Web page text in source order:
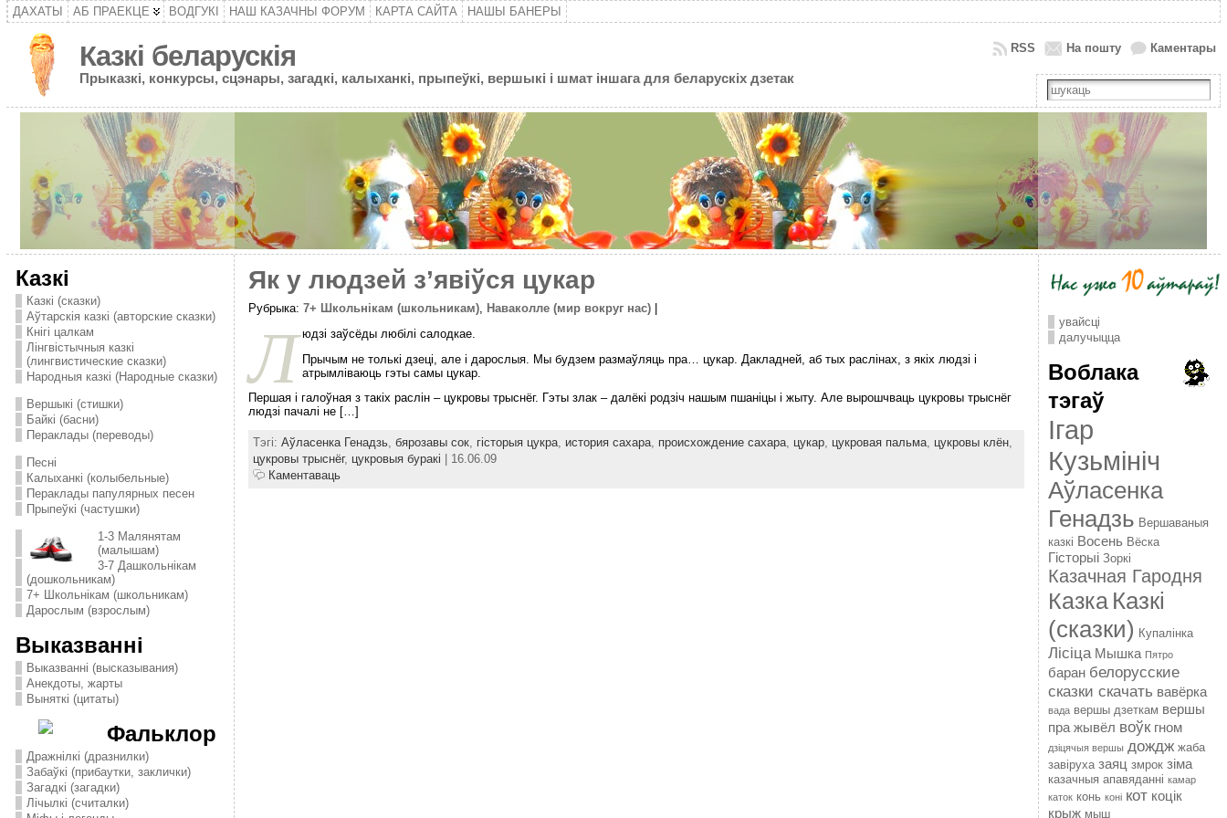
ДАХАТЫ АБ ПРАЕКЦЕ ВОДГУКІ НАШ КАЗАЧНЫ ФОРУМ КАРТА САЙТА НАШЫ БАНЕРЫ
Казкі беларускія
Прыказкі, конкурсы, сцэнары, загадкі, калыханкі, прыпеўкі, вершыкі і шмат іншага для беларускіх дзетак
Каментары
На пошту
RSS
Казкі
Казкі (сказки)
Аўтарскія казкі (авторские сказки)
Кнігі цалкам
Лінгвістычныя казкі
(лингвистические сказки)
Народныя казкі (Народные сказки)
Вершыкі (стишки)
Байкі (басни)
Пераклады (переводы)
Песні
Калыханкі (колыбельные)
Пераклады папулярных песен
Прыпеўкі (частушки)
1-3 Малянятам
(малышам)
3-7 Дашкольнікам
(дошкольникам)
7+ Школьнікам (школьникам)
Дарослым (взрослым)
Выказванні
Выказванні (высказывания)
Анекдоты, жарты
Выняткі (цитаты)
Фальклор
Дражнілкі (дразнилки)
Забаўкі (прибаутки, заклички)
Загадкі (загадки)
Лічылкі (считалки)
Як у людзей з’явіўся цукар
Рубрыка: 7+ Школьнікам (школьникам), Наваколле (мир вокруг нас)|
Л юдзі заўсёды любілі салодкае.
Прычым не толькі дзеці, але і дарослыя. Мы будзем размаўляць пра… цукар. Дакладней, аб тых раслінах, з якіх людзі і
атрымліваюць гэты самы цукар.
Першая і галоўная з такіх раслін – цукровы трыснёг. Гэты злак – далёкі родзіч нашым пшаніцы і жыту. Але вырошчваць цукровы трыснёг
людзі пачалі не […]
Тэгі: Аўласенка Генадзь, бярозавы сок, гісторыя цукра, история сахара, происхождение сахара, цукар, цукровая пальма, цукровы клён,
цукровы трыснёг, цукровыя буракі | 16.06.09
Каментаваць
увайсці
далучыцца
Воблака
тэгаў
Ігар
Кузьмініч
Аўласенка
Генадзь Вершаваныя
казкі Восень Вёска
Гісторыі Зоркі
Казачная Гародня
Казка Казкі
(сказки) Купалінка
Лісіца Мышка Пятро
баран белорусские
сказки скачать вавёрка
вада вершы дзеткам вершы
пра жывёл воўк гном
дзіцячыя вершы дождж жаба
завіруха заяц змрок зіма
казачныя апавяданні камар
каток конь коні кот коцік
крыж мыш